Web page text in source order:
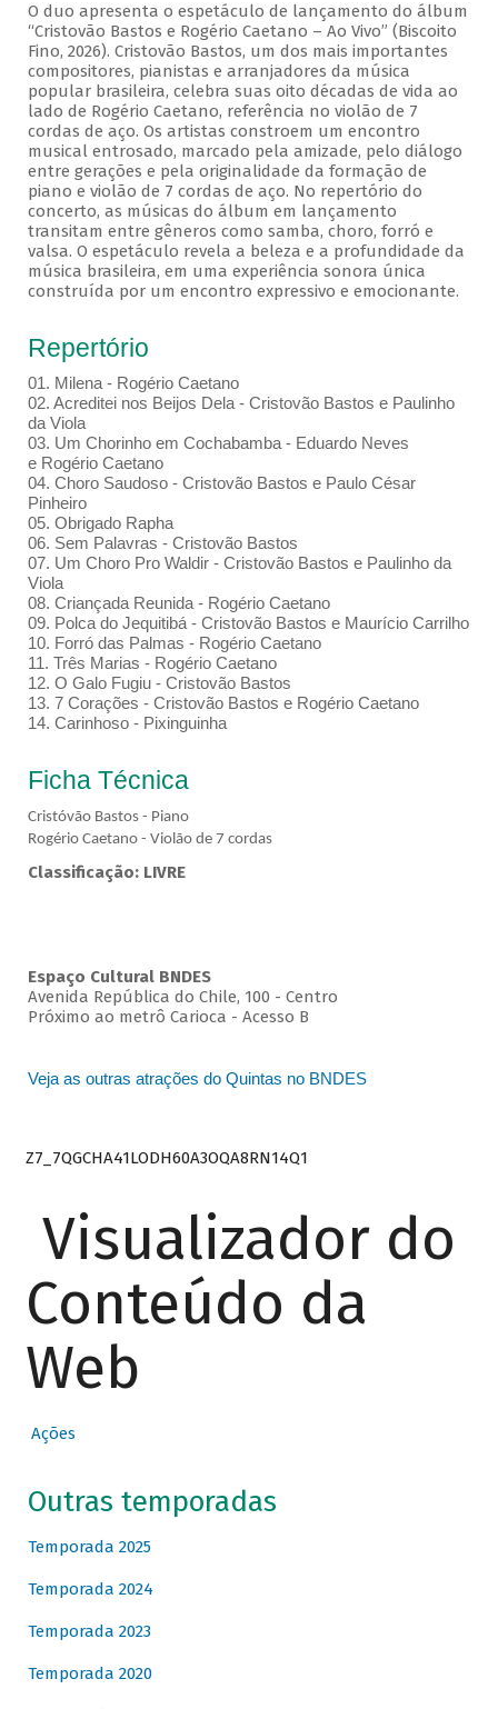
O duo apresenta o espetáculo de lançamento do álbum
“Cristovão Bastos e Rogério Caetano – Ao Vivo” (Biscoito
Fino, 2026). Cristovão Bastos, um dos mais importantes
compositores, pianistas e arranjadores da música
popular brasileira, celebra suas oito décadas de vida ao
lado de Rogério Caetano, referência no violão de 7
cordas de aço. Os artistas constroem um encontro
musical entrosado, marcado pela amizade, pelo diálogo
entre gerações e pela originalidade da formação de
piano e violão de 7 cordas de aço. No repertório do
concerto, as músicas do álbum em lançamento
transitam entre gêneros como samba, choro, forró e
valsa. O espetáculo revela a beleza e a profundidade da
música brasileira, em uma experiência sonora única
construída por um encontro expressivo e emocionante.
Repertório
01. Milena - Rogério Caetano
02. Acreditei nos Beijos Dela - Cristovão Bastos e Paulinho
da Viola
03. Um Chorinho em Cochabamba - Eduardo Neves
e Rogério Caetano
04. Choro Saudoso - Cristovão Bastos e Paulo César
Pinheiro
05. Obrigado Rapha
06. Sem Palavras - Cristovão Bastos
07. Um Choro Pro Waldir - Cristovão Bastos e Paulinho da
Viola
08. Criançada Reunida - Rogério Caetano
09. Polca do Jequitibá - Cristovão Bastos e Maurício Carrilho
10. Forró das Palmas - Rogério Caetano
11. Três Marias - Rogério Caetano
12. O Galo Fugiu - Cristovão Bastos
13. 7 Corações - Cristovão Bastos e Rogério Caetano
14. Carinhoso - Pixinguinha
Ficha Técnica
Cristóvão Bastos - Piano
Rogério Caetano - Violão de 7 cordas
Classificação: LIVRE
Espaço Cultural BNDES
Avenida República do Chile, 100 - Centro
Próximo ao metrô Carioca - Acesso B
Veja as outras atrações do Quintas no BNDES
Z7_7QGCHA41LODH60A3OQA8RN14Q1
Visualizador do
Conteúdo da
Web
Ações
Outras temporadas
Temporada 2025
Temporada 2024
Temporada 2023
Temporada 2020